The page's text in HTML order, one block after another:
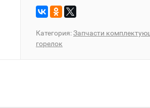
Категория:Запчасти
горелок